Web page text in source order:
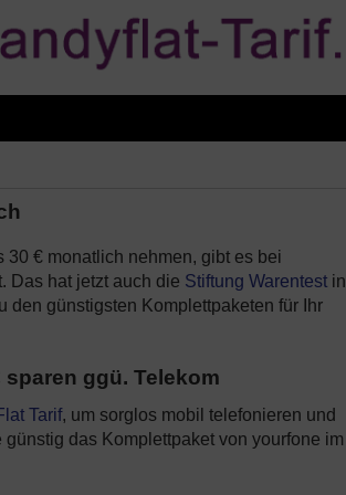
€ monatlich nehmen, gibt es bei
Das hat jetzt auch die Stiftung Warentest in
den günstigsten Komplettpaketen für Ihr
ggü. Telekom
Tarif, um sorglos mobil telefonieren und
günstig das Komplettpaket von yourfone im